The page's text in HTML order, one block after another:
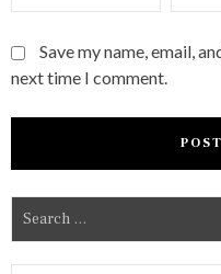
Save my name, email,
next time I comment.
a